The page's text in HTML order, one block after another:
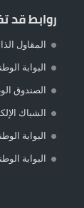
روابط قد
المقاول
البوابة
الصندوق
الشباك
البوابة
البوابة